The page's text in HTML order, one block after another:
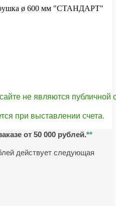
ø 600 мм "СТАНДАРТ"
не являются публичной
при выставлении счета.
от 50 000 рублей.**
действует следующая